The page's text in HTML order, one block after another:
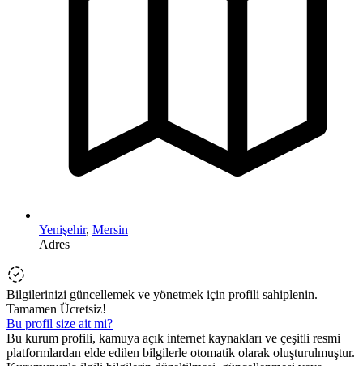
Yenişehir, Mersin
Adres
Bilgilerinizi güncellemek ve yönetmek için profili sahiplenin.
Tamamen Ücretsiz!
Bu profil size ait mi?
Bu kurum profili, kamuya açık internet kaynakları ve çeşitli resmi
platformlardan elde edilen bilgilerle otomatik olarak oluşturulmuştur.